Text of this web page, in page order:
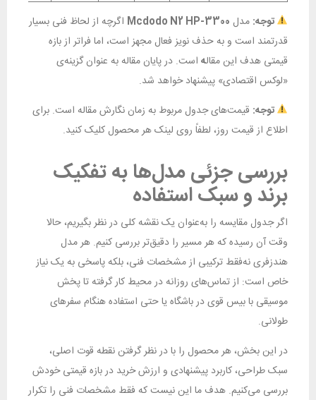
توجه: مدل Mcdodo N2 HP-3300 اگرچه از لحاظ فنی بسیار
قدرتمند است و به حذف نویز فعال مجهز است، اما فراتر از بازه
قیمتی هدف این مقاله است. در پایان مقاله به عنوان گزینه‌ی
«لوکس اقتصادی» پیشنهاد خواهد شد.
توجه: قیمت‌های جدول مربوط به زمان نگارش مقاله است. برای
اطلاع از قیمت روز، لطفاً روی لینک هر محصول کلیک کنید.
بررسی جزئی مدل‌ها به تفکیک
برند و سبک استفاده
اگر جدول مقایسه را به‌عنوان یک نقشه کلی در نظر بگیریم، حالا
وقت آن رسیده که هر مسیر را دقیق‌تر بررسی کنیم. هر مدل
هندزفری نه‌فقط ترکیبی از مشخصات فنی، بلکه پاسخی به یک نیاز
خاص است: از تماس‌های روزانه در محیط کار گرفته تا پخش
موسیقی با بیس قوی در باشگاه یا حتی استفاده هنگام سفرهای
طولانی.
در این بخش، هر محصول را با در نظر گرفتن نقطه قوت اصلی،
سبک طراحی، کاربرد پیشنهادی و ارزش خرید در بازه قیمتی خودش
بررسی می‌کنیم. هدف ما این نیست که فقط مشخصات فنی را تکرار